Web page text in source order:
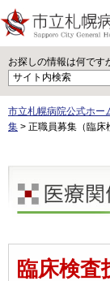
お探しの情報は何です
市立札幌病院公式ホー
集 > 正職員募集（臨床
医療関係の方へ
臨床検査